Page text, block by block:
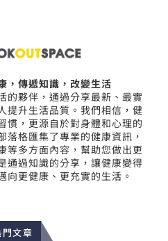
，傳遞知識，改變生活
的夥伴，通過分享最新、最實
提升生活品質。我們相信，健
慣，更源自於對身體和心理的
落格匯集了專業的健康資訊，
等多方面內容，幫助您做出更
通過知識的分享，讓健康變得
向更健康、更充實的生活。
門文章